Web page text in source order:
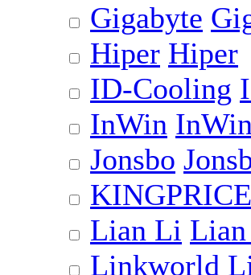
Gigabyte
Hiper Hiper
ID-Cooling
InWin
Jonsbo
KINGPRICE
Lian Li
Linkworld